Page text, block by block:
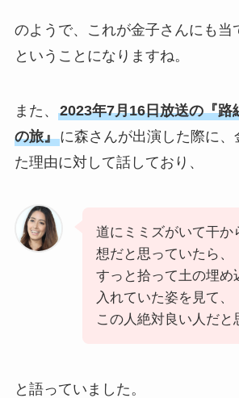
のようで、これが金子さんにも当
ということになりますね。
また、 2023年7月16日放送の『路
の旅』に森さんが出演した際に
た理由に対して話しており、
道にミミズがいて干か
想だと思っていたら、
すっと拾って土の埋め
入れていた姿を見て、
この人絶対良い人だと
と語っていました。